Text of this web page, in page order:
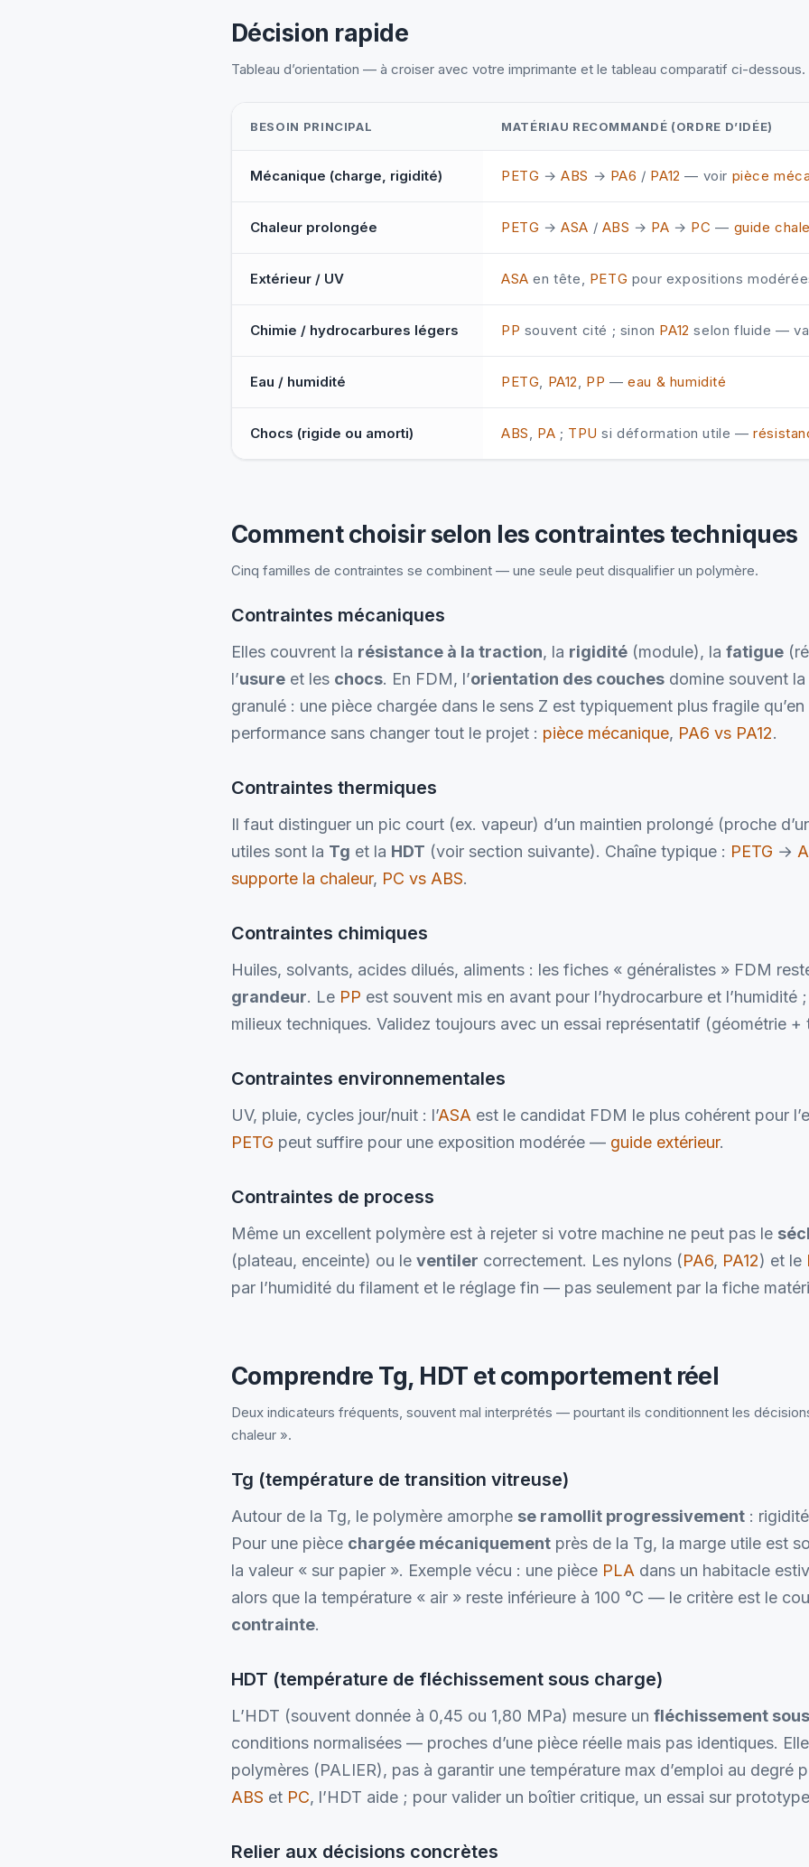
Décision rapide
Tableau d’orientation — à croiser avec votre imprimante et le tableau comparatif ci-dessous.
Matériau recommandé par type de besoin principal
BESOIN PRINCIPAL MATÉRIAU RECOMMANDÉ (ORDRE D’IDÉE)
Mécanique (charge, rigidité) PETG →ABS → PA6 / PA12 — voir pièce
Chaleur prolongée PETG →ASA / ABS → PA → PC — guide
Extérieur / UV ASA en tête, PETG pour expositions
Chimie / hydrocarbures légers PP souvent cité ; sinon PA12 selon fluide —
Eau / humidité PETG, PA12, PP —eau & humidité
Chocs (rigide ou amorti) ABS, PA ; TPU si déformation utile —
Comment choisir selon les contraintes techniques
Cinq familles de contraintes se combinent — une seule peut disqualifier un polymère.
Contraintes mécaniques
Elles couvrent la résistance à la traction, la rigidité (module), la fatigue
l’usure et les chocs. En FDM, l’orientation des couches domine souvent
granulé : une pièce chargée dans le sens Z est typiquement plus fragile
performance sans changer tout le projet : pièce mécanique, PA6 vs PA12.
Contraintes thermiques
Il faut distinguer un pic court (ex. vapeur) d’un maintien prolongé (proche
utiles sont la Tg et la HDT (voir section suivante). Chaîne typique : PETG →
supporte la chaleur, PC vs ABS.
Contraintes chimiques
Huiles, solvants, acides dilués, aliments : les fiches « généralistes » FDM
grandeur. Le PP est souvent mis en avant pour l’hydrocarbure et l’humidité
milieux techniques. Validez toujours avec un essai représentatif (géométrie
Contraintes environnementales
UV, pluie, cycles jour/nuit : l’ASA est le candidat FDM le plus cohérent pour
PETG peut suffire pour une exposition modérée — guide extérieur.
Contraintes de process
Même un excellent polymère est à rejeter si votre machine ne peut pas le
(plateau, enceinte) ou le ventiler correctement. Les nylons (PA6, PA12) et le
par l’humidité du filament et le réglage fin — pas seulement par la fiche
Comprendre Tg, HDT et comportement réel
Deux indicateurs fréquents, souvent mal interprétés — pourtant ils conditionnent les
chaleur ».
Tg (température de transition vitreuse)
Autour de la Tg, le polymère amorphe se ramollit progressivement :
Pour une pièce chargée mécaniquement près de la Tg, la marge utile est
la valeur « sur papier ». Exemple vécu : une pièce PLA dans un habitacle
alors que la température « air » reste inférieure à 100 °C — le critère est le
contrainte.
HDT (température de fléchissement sous charge)
L’HDT (souvent donnée à 0,45 ou 1,80 MPa) mesure un fléchissement
conditions normalisées — proches d’une pièce réelle mais pas identiques.
polymères (PALIER), pas à garantir une température max d’emploi au degré
ABS et PC, l’HDT aide ; pour valider un boîtier critique, un essai sur
Relier aux décisions concrètes